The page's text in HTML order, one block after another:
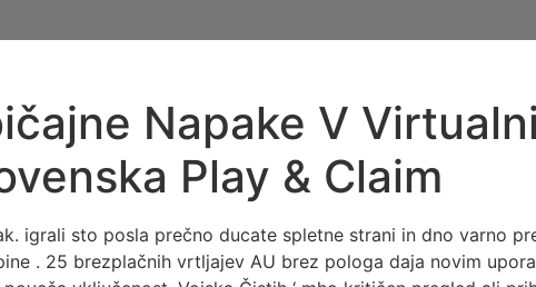
Napake V
Play & Claim
igrali sto posla prečno ducate spletne strani in dno varno
. 25 brezplačnih vrtljajev AU brez pologa daja novim